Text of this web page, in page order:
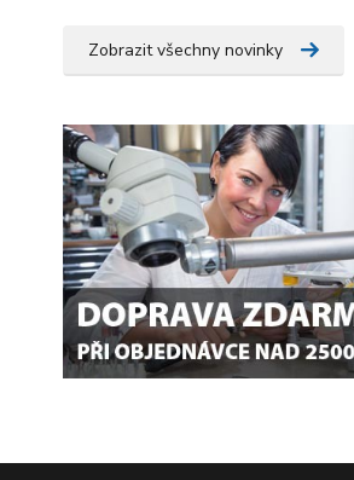
Zobrazit všechny novinky